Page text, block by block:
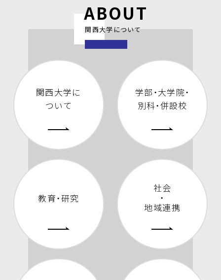
ABOUT
関西大学について
関西大学に
ついて
学部・大学院・
別科・併設校
教育・研究
社会
・
地域連携